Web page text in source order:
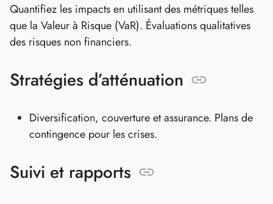
Quantifiez les impacts en utilisant des métriques telles
que la Valeur à Risque (VaR). Évaluations qualitatives
des risques non financiers.
Stratégies d’atténuation
Diversification, couverture et assurance. Plans de
contingence pour les crises.
Suivi et rapports